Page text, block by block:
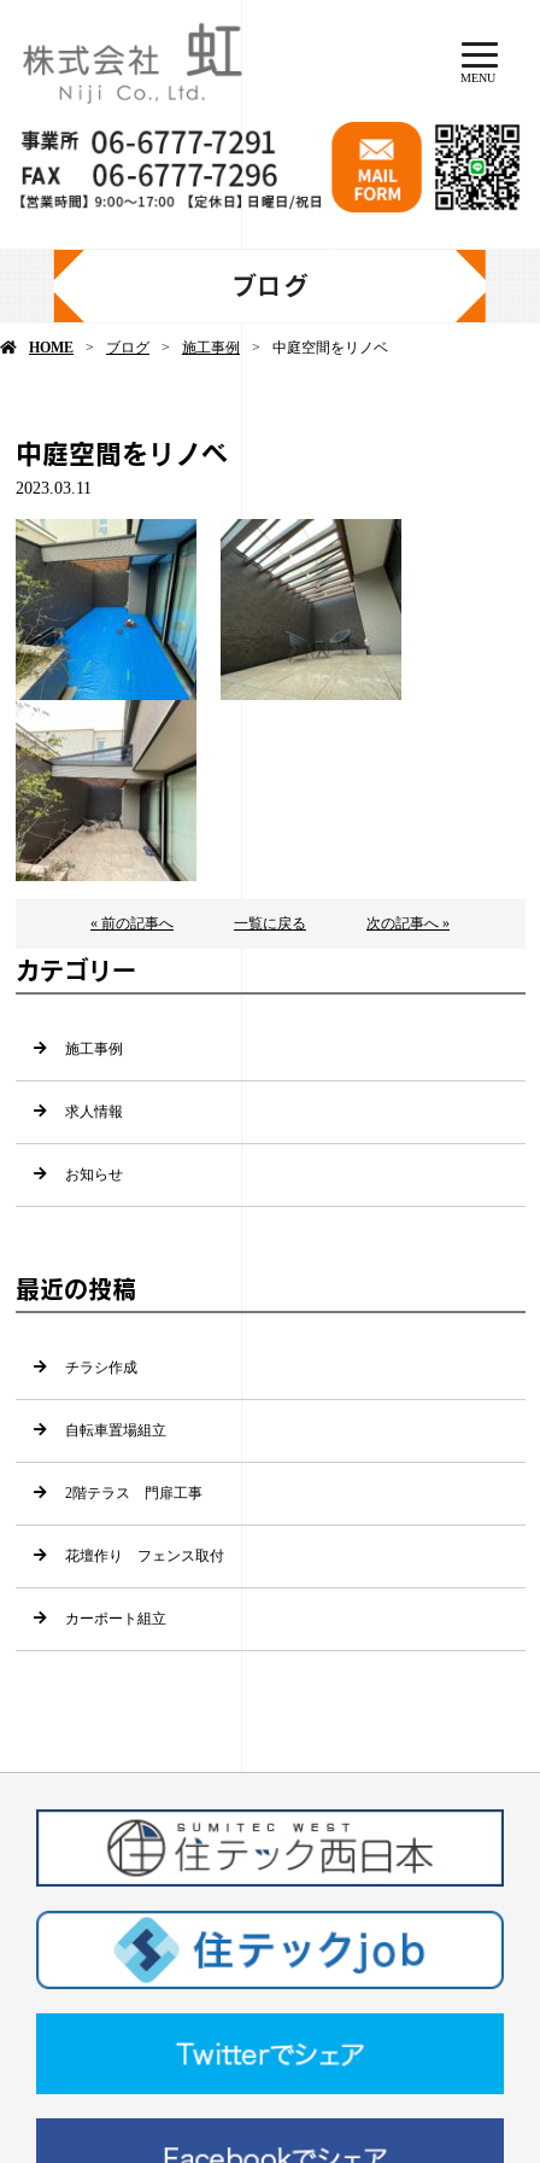
MENU
ブログ
HOME ブログ 施工事例 中庭空間をリノベ
中庭空間をリノベ
2023.03.11
« 前の記事へ 一覧に戻る 次の記事へ »
カテゴリー
施工事例
求人情報
お知らせ
最近の投稿
チラシ作成
自転車置場組立
2階テラス 門扉工事
花壇作り フェンス取付
カーポート組立